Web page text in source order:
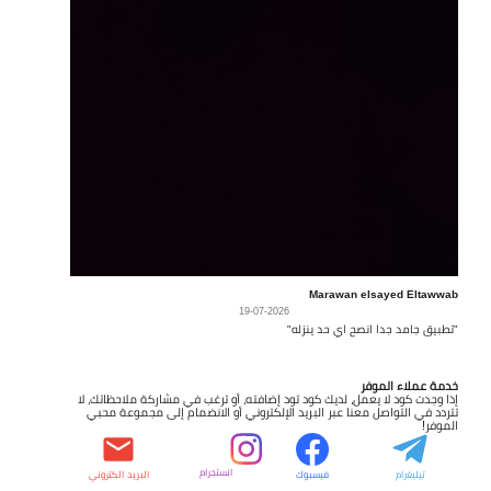
Marawan elsayed Eltawwab
19-07-2026
"تطبيق جامد جدا انصح اي حد ينزله"
خدمة عملاء الموفر
إذا وجدت كود لا يعمل، لديك كود تود إضافته، أو ترغب في مشاركة ملاحظاتك، لا
تتردد في التواصل معنا عبر البريد الإلكتروني أو الانضمام إلى مجموعة محبي
الموفر!
تيليغرام فيسبوك انستجرام البريد الكتروني